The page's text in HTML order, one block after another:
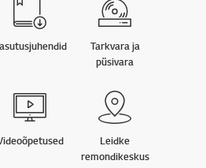
Tarkvara ja
püsivara
Leidke
remondikeskus